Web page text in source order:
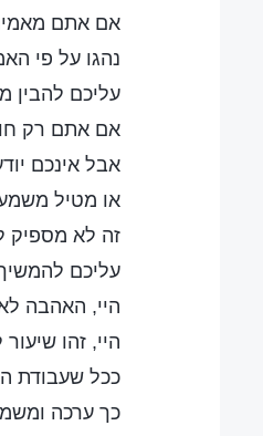
אם אתם
נהגו על פי
עליכם להבין
אם אתם רק
אבל אינכם
או מטיל
זה לא מספיק
עליכם
היי, האהבה
היי, זהו
ככל שעבודת
כך ערכה